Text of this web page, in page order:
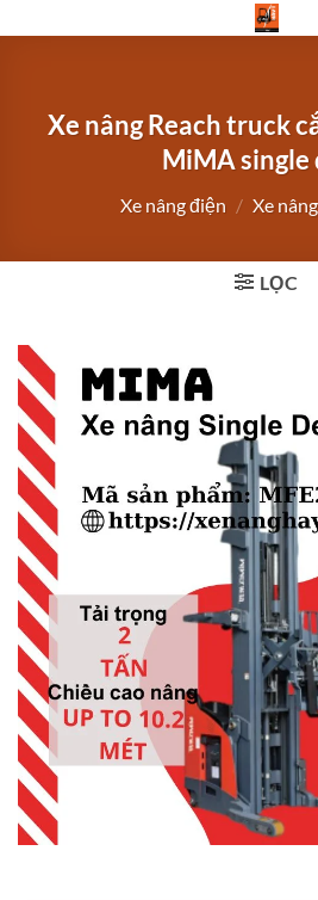
qua
Xe nâng Reach truck
MiMA single
Xe nâng điện / Xe
LỌC